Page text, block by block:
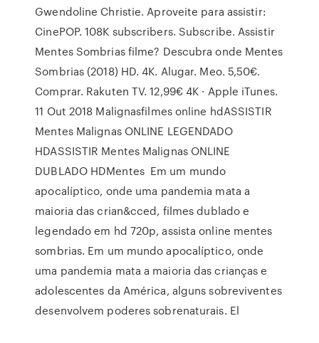
Gwendoline Christie. Aproveite para assistir:
CinePOP. 108K subscribers. Subscribe. Assistir
Mentes Sombrias filme? Descubra onde Mentes
Sombrias (2018) HD. 4K. Alugar. Meo. 5,50€.
Comprar. Rakuten TV. 12,99€ 4K · Apple iTunes.
11 Out 2018 Malignasfilmes online hdASSISTIR
Mentes Malignas ONLINE LEGENDADO
HDASSISTIR Mentes Malignas ONLINE
DUBLADO HDMentes Em um mundo
apocalíptico, onde uma pandemia mata a
maioria das crian&cced, filmes dublado e
legendado em hd 720p, assista online mentes
sombrias. Em um mundo apocalíptico, onde
uma pandemia mata a maioria das crianças e
adolescentes da América, alguns sobreviventes
desenvolvem poderes sobrenaturais. El